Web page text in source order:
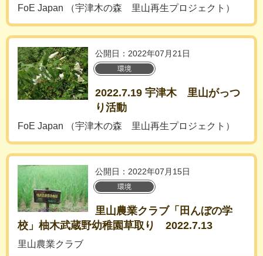
FoE Japan （宇津木の森 里山再生プロジェクト）
公開日：2022年07月21日
環境
2022.7.19 宇津木 里山がっつ
り活動
FoE Japan （宇津木の森 里山再生プロジェクト）
公開日：2022年07月15日
環境
里山農業クラブ「田んぼの学
校」柚木武蔵野幼稚園草取り 2022.7.13
里山農業クラブ